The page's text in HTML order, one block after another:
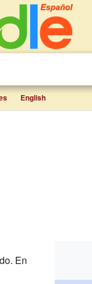
English
En